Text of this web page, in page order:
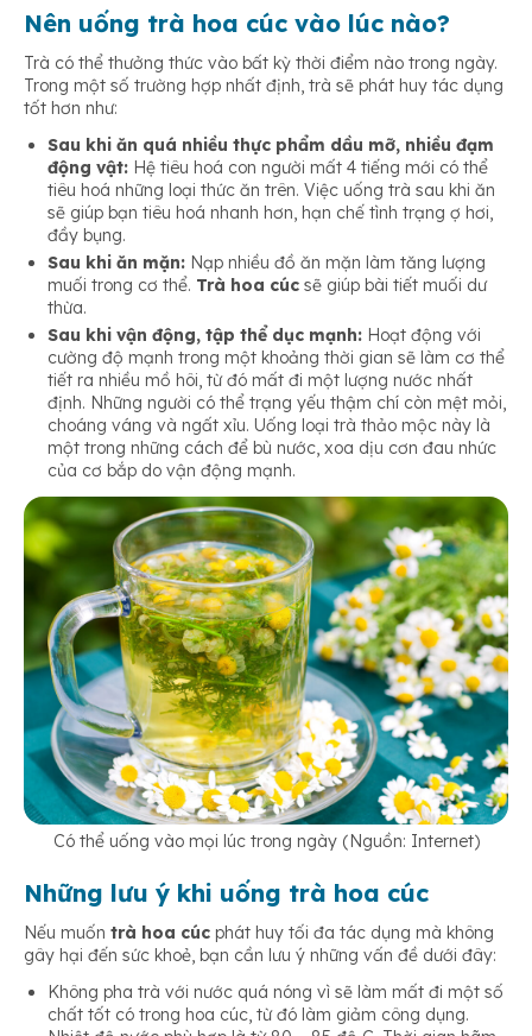
Nên uống trà hoa cúc vào lúc nào?
Trà có thể thưởng thức vào bất kỳ thời điểm nào trong ngày.
Trong một số trường hợp nhất định, trà sẽ phát huy tác dụng
tốt hơn như:
Sau khi ăn quá nhiều thực phẩm dầu mỡ, nhiều đạm
động vật: Hệ tiêu hoá con người mất 4 tiếng mới có thể
tiêu hoá những loại thức ăn trên. Việc uống trà sau khi ăn
sẽ giúp bạn tiêu hoá nhanh hơn, hạn chế tình trạng ợ hơi,
đầy bụng.
Sau khi ăn mặn: Nạp nhiều đồ ăn mặn làm tăng lượng
muối trong cơ thể. Trà hoa cúc sẽ giúp bài tiết muối dư
thừa.
Sau khi vận động, tập thể dục mạnh: Hoạt động với
cường độ mạnh trong một khoảng thời gian sẽ làm cơ thể
tiết ra nhiều mồ hôi, từ đó mất đi một lượng nước nhất
định. Những người có thể trạng yếu thậm chí còn mệt mỏi,
choáng váng và ngất xỉu. Uống loại trà thảo mộc này là
một trong những cách để bù nước, xoa dịu cơn đau nhức
của cơ bắp do vận động mạnh.
Có thể uống vào mọi lúc trong ngày (Nguồn: Internet)
Những lưu ý khi uống trà hoa cúc
Nếu muốn trà hoa cúc phát huy tối đa tác dụng mà không
gây hại đến sức khoẻ, bạn cần lưu ý những vấn đề dưới đây:
Không pha trà với nước quá nóng vì sẽ làm mất đi một số
chất tốt có trong hoa cúc, từ đó làm giảm công dụng.